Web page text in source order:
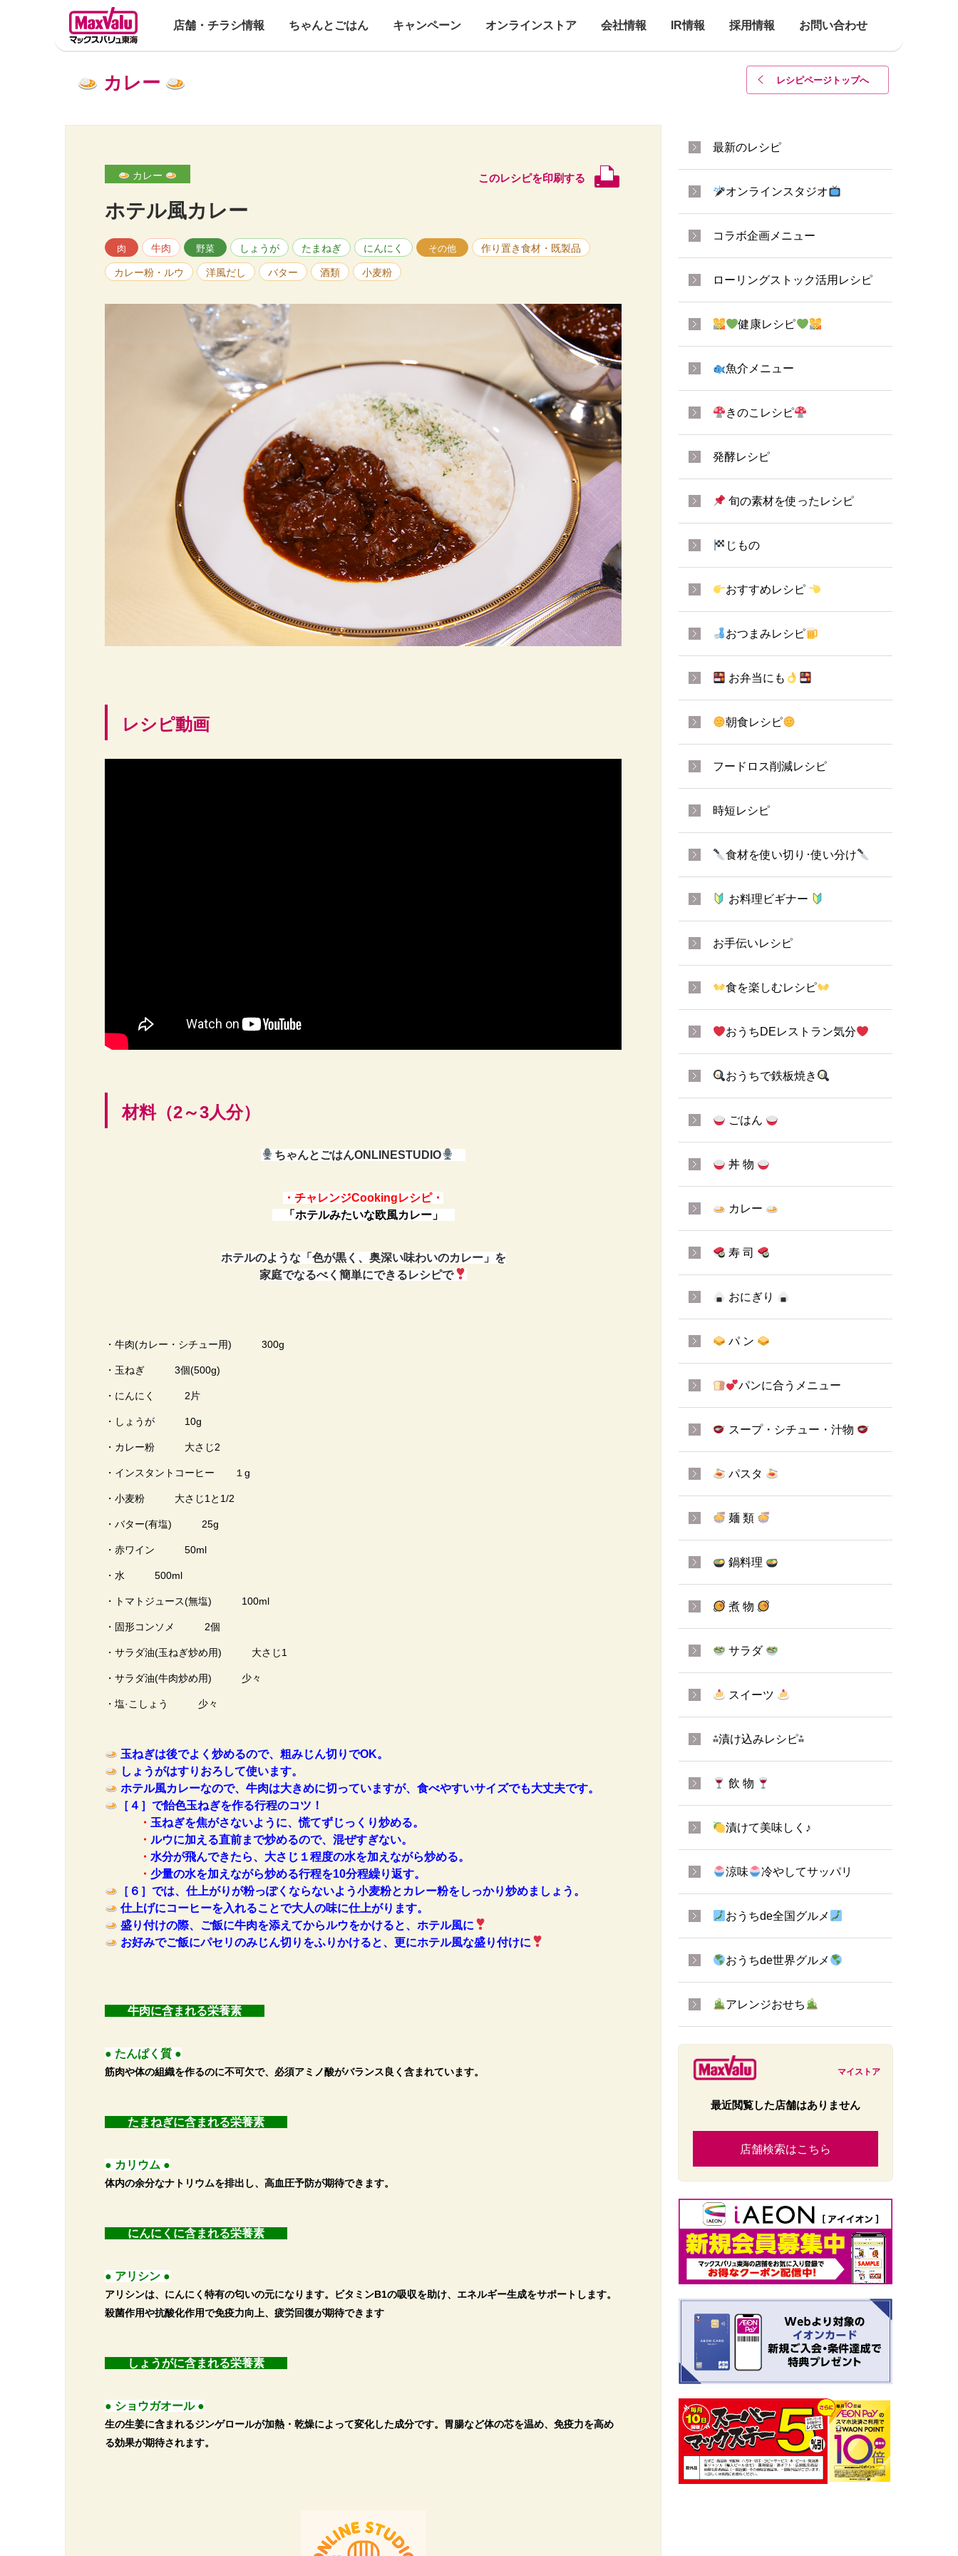
店舗・チラシ情報 ちゃんとごはん キャンペーン オンラインストア 会社情報 IR情報 採用情報 お問い合わせ
レシピページトップへ
カレー
カレー このレシピを印刷する
ホテル風カレー
肉 牛肉 野菜 しょうが たまねぎ にんにく その他 作り置き食材・既製品
カレー粉・ルウ 洋風だし バター 酒類 小麦粉
レシピ動画
材料（2～3人分）
ちゃんとごはんONLINESTUDIO
・チャレンジCookingレシピ・
「ホテルみたいな欧風カレー」
ホテルのような「色が黒く、奥深い味わいのカレー」を
家庭でなるべく簡単にできるレシピで
・牛肉(カレー・シチュー用) 300g
・玉ねぎ 3個(500g)
・にんにく 2片
・しょうが 10g
・カレー粉 大さじ2
・インスタントコーヒー １g
・小麦粉 大さじ1と1/2
・バター(有塩) 25g
・赤ワイン 50ml
・水 500ml
・トマトジュース(無塩) 100ml
・固形コンソメ 2個
・サラダ油(玉ねぎ炒め用) 大さじ1
・サラダ油(牛肉炒め用) 少々
・塩·こしょう 少々
玉ねぎは後でよく炒めるので、粗みじん切りでOK。
しょうがはすりおろして使います。
ホテル風カレーなので、牛肉は大きめに切っていますが、食べやすいサイズでも大丈夫です。
［４］で飴色玉ねぎを作る行程のコツ！
・ 玉ねぎを焦がさないように、慌てずじっくり炒める。
・ ルウに加える直前まで炒めるので、混ぜすぎない。
・ 水分が飛んできたら、大さじ１程度の水を加えながら炒める。
・ 少量の水を加えながら炒める行程を10分程繰り返す。
［６］では、仕上がりが粉っぽくならないよう小麦粉とカレー粉をしっかり炒めましょう。
仕上げにコーヒーを入れることで大人の味に仕上がります。
盛り付けの際、ご飯に牛肉を添えてからルウをかけると、ホテル風に
お好みでご飯にパセリのみじん切りをふりかけると、更にホテル風な盛り付けに
牛肉に含まれる栄養素
● たんぱく質 ●
筋肉や体の組織を作るのに不可欠で、必須アミノ酸がバランス良く含まれています。
たまねぎに含まれる栄養素
● カリウム ●
体内の余分なナトリウムを排出し、高血圧予防が期待できます。
にんにくに含まれる栄養素
● アリシン ●
アリシンは、にんにく特有の匂いの元になります。ビタミンB1の吸収を助け、エネルギー生成をサポートします。
殺菌作用や抗酸化作用で免疫力向上、疲労回復が期待できます
しょうがに含まれる栄養素
● ショウガオール ●
生の生姜に含まれるジンゲロールが加熱・乾燥によって変化した成分です。
胃腸など体の芯を温め、免疫力を高め
る効果が期待されます。
最新のレシピ
オンラインスタジオ
コラボ企画メニュー
ローリングストック活用レシピ
健康レシピ
魚介メニュー
きのこレシピ
発酵レシピ
旬の素材を使ったレシピ
じもの
おすすめレシピ
おつまみレシピ
お弁当にも
朝食レシピ
フードロス削減レシピ
時短レシピ
食材を使い切り･使い分け
お料理ビギナー
お手伝いレシピ
食を楽しむレシピ
おうちDEレストラン気分
おうちで鉄板焼き
ごはん
丼 物
カレー
寿 司
おにぎり
パ ン
パンに合うメニュー
スープ・シチュー・汁物
パスタ
麺 類
鍋料理
煮 物
サラダ
スイーツ
⁂漬け込みレシピ⁂
飲 物
漬けて美味しく♪
涼味 冷やしてサッパリ
おうちde全国グルメ
おうちde世界グルメ
アレンジおせち
マイストア
最近閲覧した店舗はありません
店舗検索はこちら